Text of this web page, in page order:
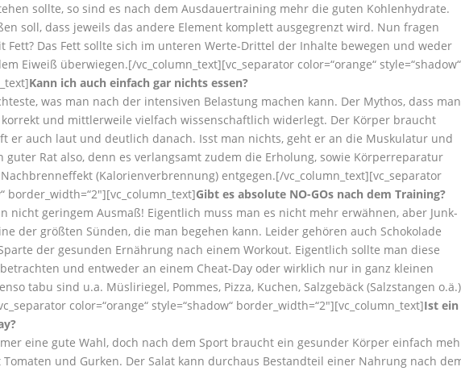
sollte, so sind es nach dem Ausdauertraining mehr die guten Kohlenhydrate.
soll, dass jeweils das andere Element komplett ausgegrenzt wird. Nun fragen
Fett? Das Fett sollte sich im unteren Werte-Drittel der Inhalte bewegen und weder
Eiweiß überwiegen.[/vc_column_text][vc_separator color=“orange“ style=“shadow“
Kann ich auch einfach gar nichts essen?
was man nach der intensiven Belastung machen kann. Der Mythos, dass man
und mittlerweile vielfach wissenschaftlich widerlegt. Der Körper braucht
er auch laut und deutlich danach. Isst man nichts, geht er an die Muskulatur und
guter Rat also, denn es verlangsamt zudem die Erholung, sowie Körperreparatur
(Kalorienverbrennung) entgegen.[/vc_column_text][vc_separator
border_width=“2″][vc_column_text]Gibt es absolute NO-GOs nach dem Training?
nicht geringem Ausmaß! Eigentlich muss man es nicht mehr erwähnen, aber Junk-
der größten Sünden, die man begehen kann. Leider gehören auch Schokolade
der gesunden Ernährung nach einem Workout. Eigentlich sollte man diese
und entweder an einem Cheat-Day oder wirklich nur in ganz kleinen
tabu sind u.a. Müsliriegel, Pommes, Pizza, Kuchen, Salzgebäck (Salzstangen o.ä.)
color=“orange“ style=“shadow“ border_width=“2″][vc_column_text]Ist ein
eine gute Wahl, doch nach dem Sport braucht ein gesunder Körper einfach
und Gurken. Der Salat kann durchaus Bestandteil einer Nahrung nach